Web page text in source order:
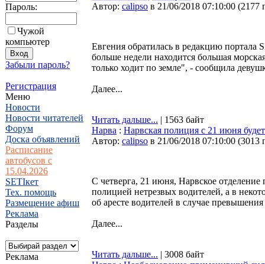
Пароль:
Чужой
компьютер
Забыли пароль?
Регистрация
Меню
Новости
Новости читателей
Форум
Доска объявлений
Расписание
автобусов с
15.04.2026
SETIкет
Тех. помощь
Размещение афиш
Реклама
Разделы
Реклама
Автор: calipso в 21/06/2018 07:10:00 (2177
Евгения обратилась в редакцию
больше недели находится большая
только ходит по земле", - сообщила
Далее...
Читать дальше... | 1563 байт
Нарва : Нарвская полиция с 21 июня
Автор: calipso в 21/06/2018 07:10:00 (3013
С четверга, 21 июня, Нарвское отделение
полицией нетрезвых водителей, а в
об аресте водителей в случае
Далее...
Читать дальше... | 3008 байт